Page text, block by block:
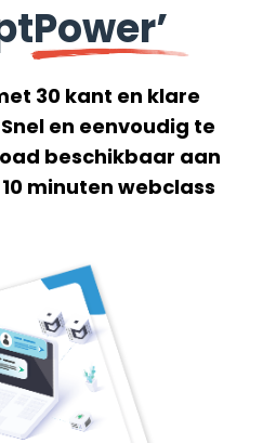
30 kant en klare
en eenvoudig te
beschikbaar aan
minuten webclass